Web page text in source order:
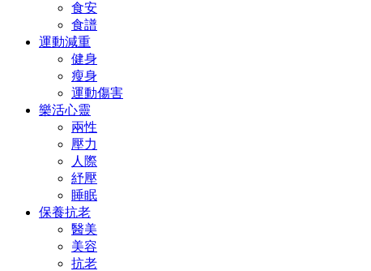
食安
食譜
運動減重
健身
瘦身
運動傷害
樂活心靈
兩性
壓力
人際
紓壓
睡眠
保養抗老
醫美
美容
抗老